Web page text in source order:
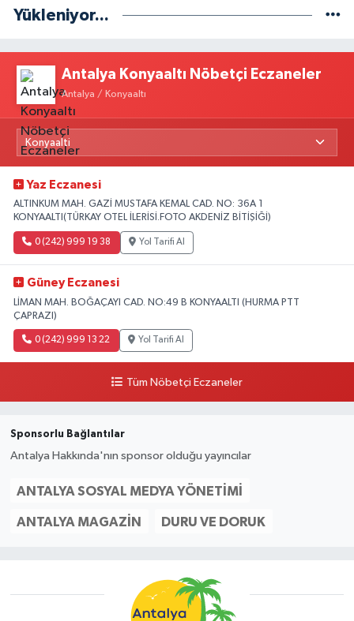
Yükleniyor...
Antalya Konyaaltı Nöbetçi Eczaneler
Antalya / Konyaaltı
Yaz Eczanesi
ALTINKUM MAH. GAZİ MUSTAFA KEMAL CAD. NO: 36A 1
KONYAALTI(TÜRKAY OTEL İLERİSİ.FOTO AKDENİZ BİTİŞİĞİ)
0 (242) 999 19 38 Yol Tarifi Al
Güney Eczanesi
LİMAN MAH. BOĞAÇAYI CAD. NO:49 B KONYAALTI (HURMA PTT
ÇAPRAZI)
0 (242) 999 13 22 Yol Tarifi Al
Tüm Nöbetçi Eczaneler
Sponsorlu Bağlantılar
Antalya Hakkında'nın sponsor olduğu yayıncılar
ANTALYA SOSYAL MEDYA YÖNETIMI
ANTALYA MAGAZIN DURU VE DORUK